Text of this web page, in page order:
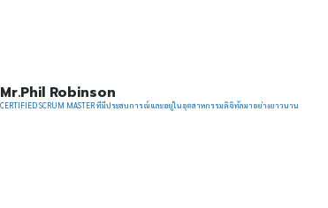
Mr.Phil Robinson
CERTIFIED SCRUM MASTER ที่มีประสบการณ์และอยู่ในอุตสาหกรรมดิจิทัลมาอย่างยาวนาน